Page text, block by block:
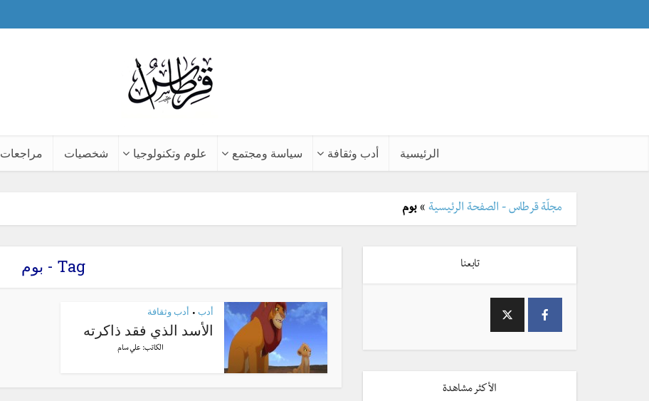
الرئيسية أدب وثقافة سياسة ومجتمع علوم وتكنولوجيا شخصيات مراجعات
مجلّة قرطاس - الصفحة الرئيسية » بوم
Tag - بوم
أدب • أدب وثقافة
الأسد الذي فقد ذاكرته
الكاتب: علي سام
تابعنا
الأكثر مشاهدة